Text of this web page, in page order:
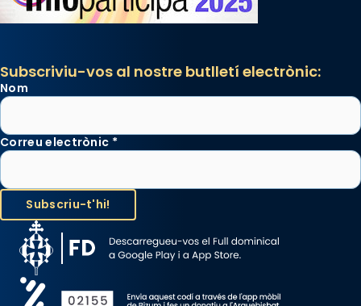
Subscriviu-vos al nostre butlletí electrònic:
Nom
Correu electrònic *